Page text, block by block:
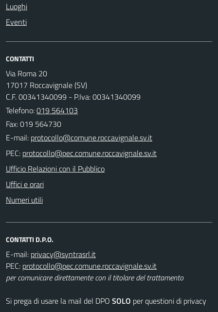
Luoghi
Eventi
CONTATTI
Via Roma 20
17017 Roccavignale (SV)
C.F. 00341340099 - P.Iva: 00341340099
Telefono:019 564103
Fax: 019 564730
E-mail:
PEC:
Ufficio Relazioni con il Pubblico
Uffici e orari
Numeri utili
CONTATTI D.P.O.
E-mail:
PEC:
per comunicare direttamente con il titolare del trattamento
Si prega di usare la mail del DPO SOLO per questioni di privacy